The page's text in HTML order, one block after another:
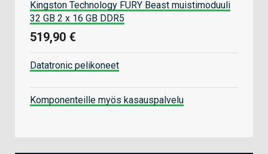
Kingston Technology FURY Beast muistimoduuli
32 GB 2 x 16 GB DDR5
519,90 €
Datatronic pelikoneet
Komponenteille myös kasauspalvelu